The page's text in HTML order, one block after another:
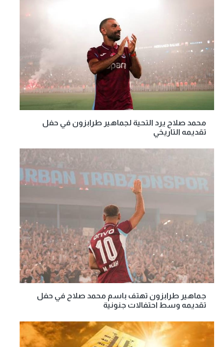
محمد صلاح يرد التحية لجماهير طرابزون في حفل
تقديمه التاريخي
جماهير طرابزون تهتف باسم محمد صلاح في حفل
تقديمه وسط احتفالات جنونية